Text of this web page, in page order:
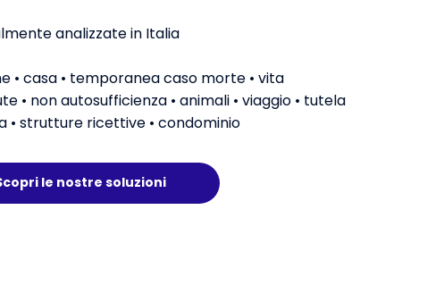
analizzate in Italia
• casa • temporanea caso morte • vita
• non autosufficienza • animali • viaggio • tutela
• strutture ricettive • condominio
le nostre soluzioni